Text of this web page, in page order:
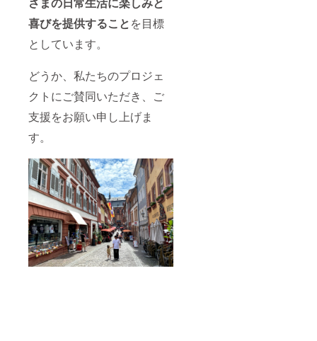
喜びを提供することを目標
としています。
どうか、私たちのプロジェ
クトにご賛同いただき、ご
支援をお願い申し上げま
す。